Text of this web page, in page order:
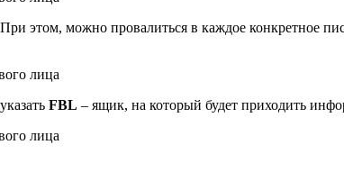
этом, можно провалиться в каждое конкретное
FBL – ящик, на который будет приходить